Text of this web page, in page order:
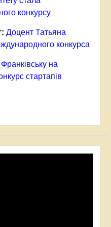
конкурсу
Доцент Татьяна
конкурса
на
стартапів